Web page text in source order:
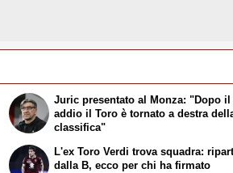
Juric presentato al Monza: "Dopo
addio il Toro è tornato a destra
classifica"
L'ex Toro Verdi trova squadra:
dalla B, ecco per chi ha firmato